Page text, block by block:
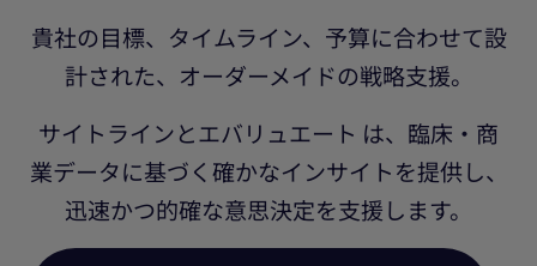
貴社の目標、タイムライン、予算に合わせて設
計された、オーダーメイドの戦略支援。
サイトラインとエバリュエート は、臨床・商
業データに基づく確かなインサイトを提供し、
迅速かつ的確な意思決定を支援します。